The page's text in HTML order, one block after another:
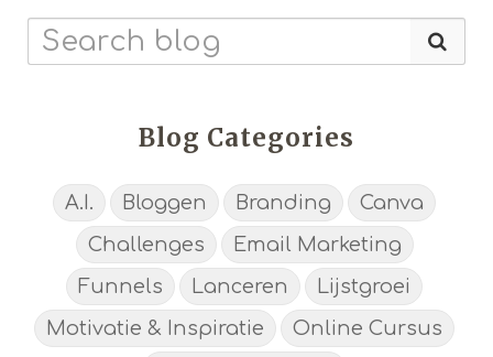
Blog Categories
A.I. Bloggen Branding
Canva
Challenges
Email Marketing
Funnels
Lanceren
Lijstgroei
Motivatie & Inspiratie
Online Cursus